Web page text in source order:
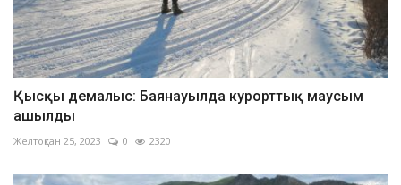
Қысқы демалыс: Баянауылда курорттық маусым
ашылды
Желтоқсан 25, 2023 0 2320